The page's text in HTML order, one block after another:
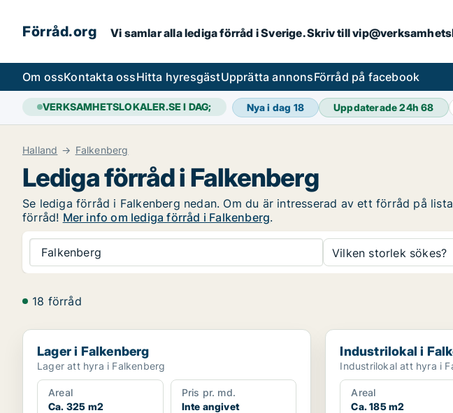
Förråd.org Vi samlar alla lediga förråd i Sverige. Skriv till
Om ossKontakta ossHitta hyresgästUpprätta annonsFörråd på facebook
VERKSAMHETSLOKALER.SE I DAG; Nya i dag 18 Uppdaterade 24h68
Halland Falkenberg
Lediga förråd i Falkenberg
Se lediga förråd i Falkenberg nedan. Om du är intresserad av ett förråd på
förråd! Mer info om lediga förråd i Falkenberg.
Falkenberg Vilken storlek sökes?
18 förråd
Lager i Falkenberg
Lager i Falkenberg
Lager att hyra i Falkenberg
Areal
Ca. 325 m2
Pris pr. md.
Inte angivet
Industrilokal i
Industrilokal i
Industrilokal att hyra i
Areal
Ca. 185 m2